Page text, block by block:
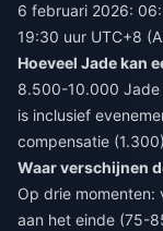
6 februari 2026:
19:30 uur UTC+8
Hoeveel Jade kan
8.500-10.000
is inclusief
compensatie
Waar verschijnen
Op drie
aan het einde (75-